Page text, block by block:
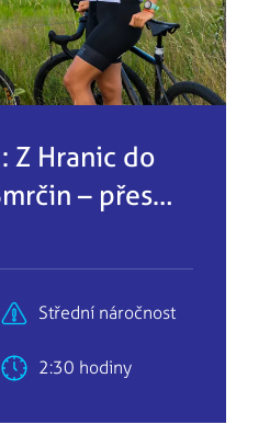
Z Hranic do
– přes
Střední náročnost
2:30 hodiny